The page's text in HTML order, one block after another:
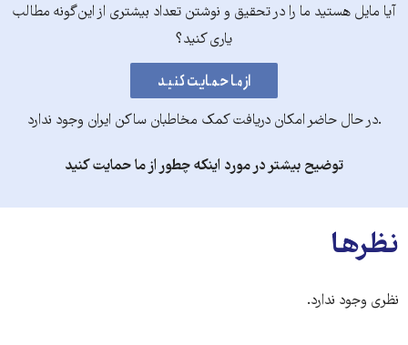
آیا مایل هستید ما را در تحقیق و نوشتن تعداد بیشتری از این‌گونه مطالب
یاری کنید؟
.در حال حاضر امکان دریافت کمک مخاطبان ساکن ایران وجود ندارد
توضیح بیشتر در مورد اینکه چطور از ما حمایت کنید
نظرها
نظری وجود ندارد.